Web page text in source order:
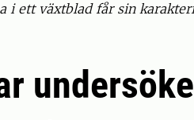
i ett växtblad får sin